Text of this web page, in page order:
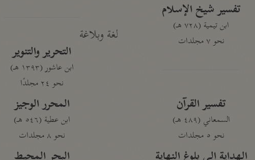
تفسير شيخ الإسلام
ابن تيمية (٧٢٨ هـ)
نحو ٧ مجلدات
تفسير القرآن
السمعاني (٤٨٩ هـ)
نحو ٥ مجلدات
لغة وبلاغة
التحرير والتنوير
ابن عاشور (١٣٩٣ هـ)
نحو ٢٤ مجلدًا
المحرر الوجيز
ابن عطية (٥٤٦ هـ)
نحو ٨ مجلدات